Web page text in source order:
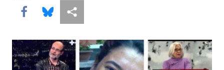
Share this via Facebook
Share this via Bluesky
More sharing options